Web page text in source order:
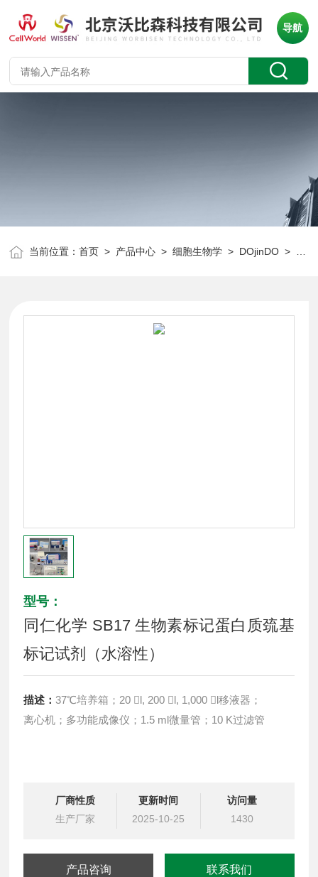
导航
当前位置：首页 > 产品中心 >细胞生物学 > DOjinDO > 同仁化学 SB17 生物素标记蛋白质巯基标记试剂（水溶性）
型号：
同仁化学 SB17 生物素标记蛋白质巯基
标记试剂（水溶性）
描述：37℃培养箱；20 l, 200 l, 1,000 l移液器；
离心机；多功能成像仪；1.5 ml微量管；10 K过滤管
厂商性质
生产厂家
更新时间
2025-10-25
访问量
1430
产品咨询 联系我们